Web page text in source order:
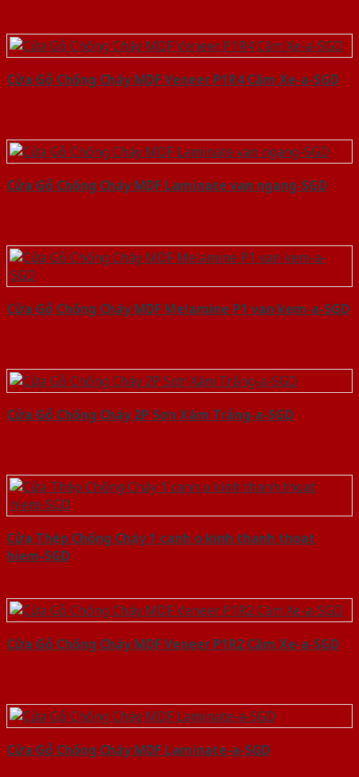
Cửa Gỗ Chống Cháy MDF Veneer P1R4 Căm Xe-a-SGD
Cửa Gỗ Chống Cháy MDF Laminate van ngang-SGD
Cửa Gỗ Chống Cháy MDF Melamine P1 van kem-a-SGD
Cửa Gỗ Chống Cháy 2P Sơn Xám Trắng-a-SGD
Cửa Thép Chống Cháy 1 canh o kinh thanh thoat
hiem-SGD
Cửa Gỗ Chống Cháy MDF Veneer P1R2 Căm Xe-a-SGD
Cửa Gỗ Chống Cháy MDF Laminate-a-SGD